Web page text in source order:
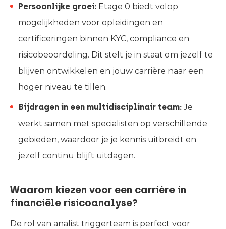
Persoonlijke groei: Etage 0 biedt volop
mogelijkheden voor opleidingen en
certificeringen binnen KYC, compliance en
risicobeoordeling. Dit stelt je in staat om jezelf te
blijven ontwikkelen en jouw carrière naar een
hoger niveau te tillen.
Bijdragen in een multidisciplinair team:Je
werkt samen met specialisten op verschillende
gebieden, waardoor je je kennis uitbreidt en
jezelf continu blijft uitdagen.
Waarom kiezen voor een carrière in
financiële risicoanalyse?
De rol van analist triggerteam is perfect voor